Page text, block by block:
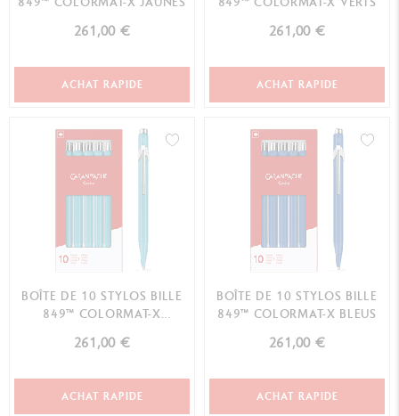
261,00 €
ACHAT RAPIDE
261,00 €
ACHAT RAPIDE
BOÎTE DE 10 STYLOS BILLE
849™ COLORMAT-X
261,00 €
ACHAT RAPIDE
BOÎTE DE 10 STYLOS BILLE
849™ COLORMAT-X BLEUS
261,00 €
ACHAT RAPIDE